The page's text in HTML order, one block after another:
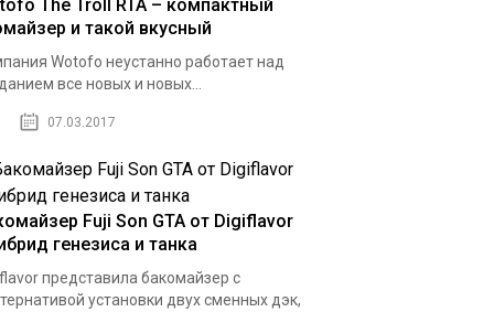
The Troll RTA – компактный
и такой вкусный
Wotofo неустанно работает над
все новых и новых...
07.03.2017
Fuji Son GTA от Digiflavor
генезиса и танка
представила бакомайзер с
установки двух сменных дэк,